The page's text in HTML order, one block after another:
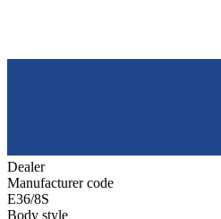
Dealer
Manufacturer code
E36/8S
Body style